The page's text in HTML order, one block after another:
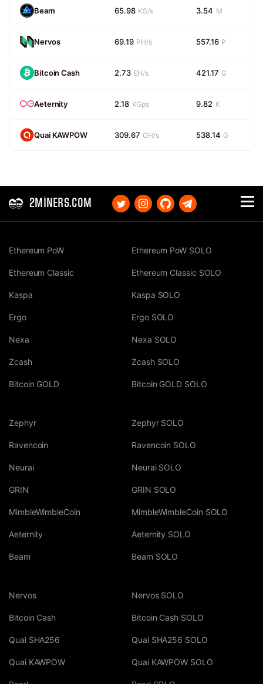
Beam 65.98 KS/s 3.54 M
Nervos 69.19 PH/s 557.16 P
Bitcoin Cash 2.73 EH/s 421.17 G
Aeternity 2.18 KGps 9.82 K
Quai KAWPOW 309.67 GH/s 538.14 G
2MINERS.COM
Ethereum PoW
Ethereum Classic
Kaspa
Ergo
Nexa
Zcash
Bitcoin GOLD
Ethereum PoW SOLO
Ethereum Classic SOLO
Kaspa SOLO
Ergo SOLO
Nexa SOLO
Zcash SOLO
Bitcoin GOLD SOLO
Zephyr
Ravencoin
Neurai
GRIN
MimbleWimbleCoin
Aeternity
Beam
Zephyr SOLO
Ravencoin SOLO
Neurai SOLO
GRIN SOLO
MimbleWimbleCoin SOLO
Aeternity SOLO
Beam SOLO
Nervos
Bitcoin Cash
Quai SHA256
Quai KAWPOW
Nervos SOLO
Bitcoin Cash SOLO
Quai SHA256 SOLO
Quai KAWPOW SOLO